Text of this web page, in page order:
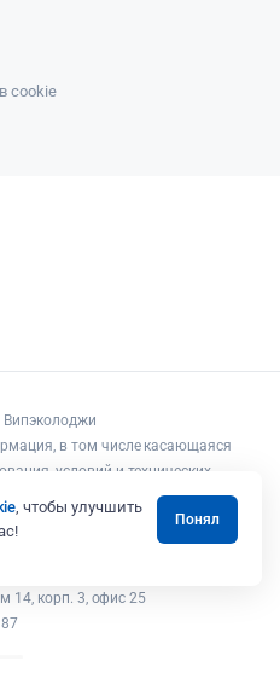
cookie
в том числе касающаяся
условий и технических
на складе, стоимости товаров и
и ни при каких условиях не
положениями статьи 437
14, корп. 3, офис 25
, чтобы улучшить
Понял